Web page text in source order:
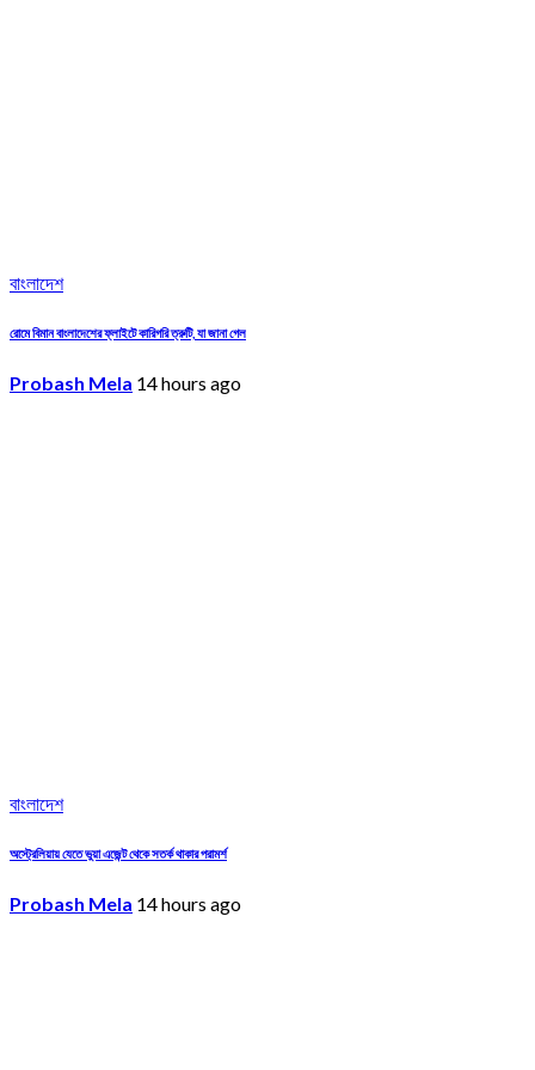
বাংলাদেশ
রোমে বিমান বাংলাদেশের ফ্লাইটে কারিগরি ত্রুটি, যা জানা গেল
Probash Mela 14 hours ago
বাংলাদেশ
অস্ট্রেলিয়ায় যেতে ভুয়া এজেন্ট থেকে সতর্ক থাকার পরামর্শ
Probash Mela 14 hours ago